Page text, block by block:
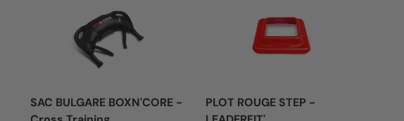
SAC BULGARE BOXN'CORE -
PLOT ROUGE STEP -